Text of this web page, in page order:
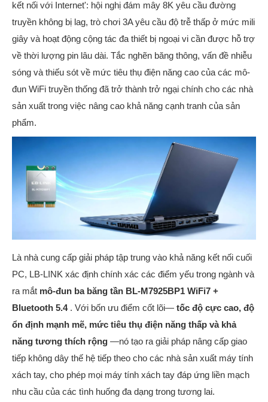
kết nối với Internet': hội nghị đám mây 8K yêu cầu đường
truyền không bị lag, trò chơi 3A yêu cầu độ trễ thấp ở mức mili
giây và hoạt động cộng tác đa thiết bị ngoại vi cần được hỗ trợ
về thời lượng pin lâu dài. Tắc nghẽn băng thông, vấn đề nhiễu
sóng và thiếu sót về mức tiêu thụ điện năng cao của các mô-
đun WiFi truyền thống đã trở thành trở ngại chính cho các nhà
sản xuất trong việc nâng cao khả năng cạnh tranh của sản
phẩm.
Là nhà cung cấp giải pháp tập trung vào khả năng kết nối cuối
PC, LB-LINK xác định chính xác các điểm yếu trong ngành và
ra mắt mô-đun ba băng tần BL-M7925BP1 WiFi7 +
Bluetooth 5.4 . Với bốn ưu điểm cốt lõi— tốc độ cực cao, độ
ổn định mạnh mẽ, mức tiêu thụ điện năng thấp và khả
năng tương thích rộng —nó tạo ra giải pháp nâng cấp giao
tiếp không dây thế hệ tiếp theo cho các nhà sản xuất máy tính
xách tay, cho phép mọi máy tính xách tay đáp ứng liền mạch
nhu cầu của các tình huống đa dạng trong tương lai.